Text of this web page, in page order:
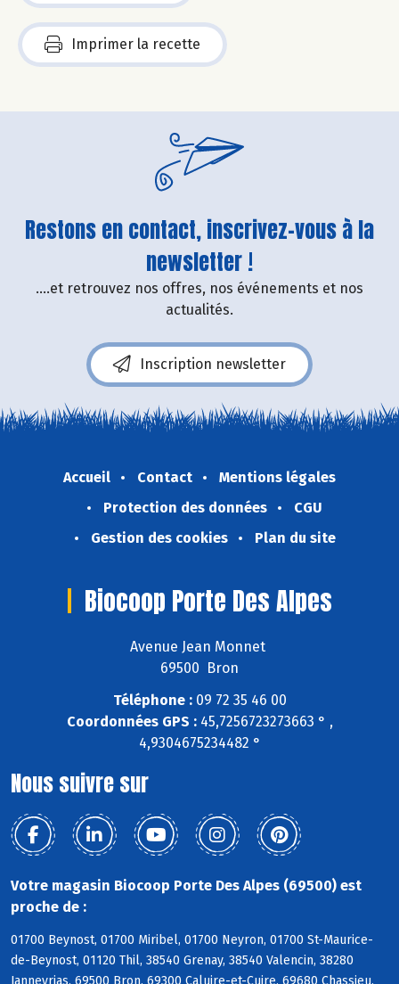
Imprimer la recette
Restons en contact, inscrivez-vous à la
newsletter !
....et retrouvez nos offres, nos événements et nos
actualités.
Inscription newsletter
Accueil Contact
Mentions légales
Protection des données
CGU
Gestion des cookies
Plan du site
Biocoop Porte Des Alpes
Avenue Jean Monnet
69500 Bron
Téléphone :09 72 35 46 00
Coordonnées GPS :45,7256723273663 ° ,
4,9304675234482 °
Nous suivre sur
Votre magasin Biocoop Porte Des Alpes (69500) est
proche de :
01700 Beynost, 01700 Miribel, 01700 Neyron, 01700 St-Maurice-
de-Beynost, 01120 Thil, 38540 Grenay, 38540 Valencin, 38280